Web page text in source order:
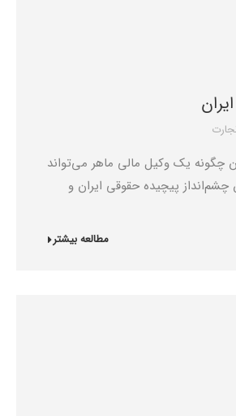
چگونه یک وکیل مالی ماهر می‌تواند
پیچیده حقوقی ایران و
مطالعه بیشتر